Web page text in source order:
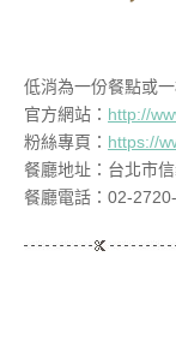
低消為一份餐點或
官方網站： http://
粉絲專頁： https://
餐廳地址：台北市
餐廳電話：02-